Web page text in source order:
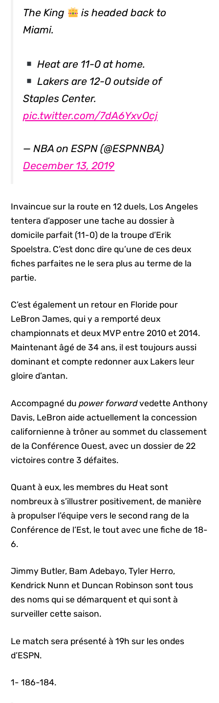
The King
is headed back to
Miami.
Heat are 11-0 at home.
Lakers are 12-0 outside of
Staples Center.
pic.twitter.com/7dA6YxvOcj
— NBA on ESPN (@ESPNNBA)
December 13, 2019
Invaincue sur la route en 12 duels, Los Angeles
tentera d’apposer une tache au dossier à
domicile parfait (11-0) de la troupe d’Erik
Spoelstra. C’est donc dire qu’une de ces deux
fiches parfaites ne le sera plus au terme de la
partie.
C’est également un retour en Floride pour
LeBron James, qui y a remporté deux
championnats et deux MVP entre 2010 et 2014.
Maintenant âgé de 34 ans, il est toujours aussi
dominant et compte redonner aux Lakers leur
gloire d’antan.
Accompagné dupower forwardvedette Anthony
Davis, LeBron aide actuellement la concession
californienne à trôner au sommet du classement
de la Conférence Ouest, avec un dossier de 22
victoires contre 3 défaites.
Quant à eux, les membres du Heat sont
nombreux à s’illustrer positivement, de manière
à propulser l’équipe vers le second rang de la
Conférence de l’Est, le tout avec une fiche de 18-
6.
Jimmy Butler, Bam Adebayo, Tyler Herro,
Kendrick Nunn et Duncan Robinson sont tous
des noms qui se démarquent et qui sont à
surveiller cette saison.
Le match sera présenté à 19h sur les ondes
d’ESPN.
1- 186-184.